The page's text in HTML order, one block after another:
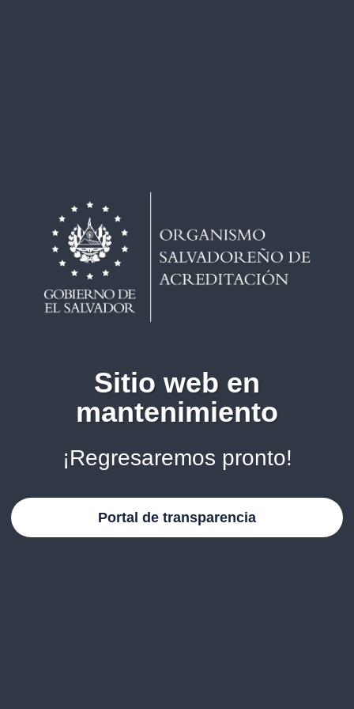
Sitio web en
mantenimiento
¡Regresaremos pronto!
Portal de transparencia